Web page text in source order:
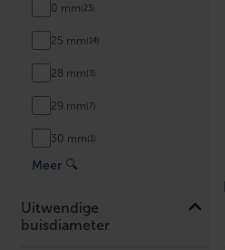
0 mm (23)
25 mm (14)
28 mm (3)
29 mm (7)
30 mm (1)
Meer 🔍
Uitwendige
buisdiameter